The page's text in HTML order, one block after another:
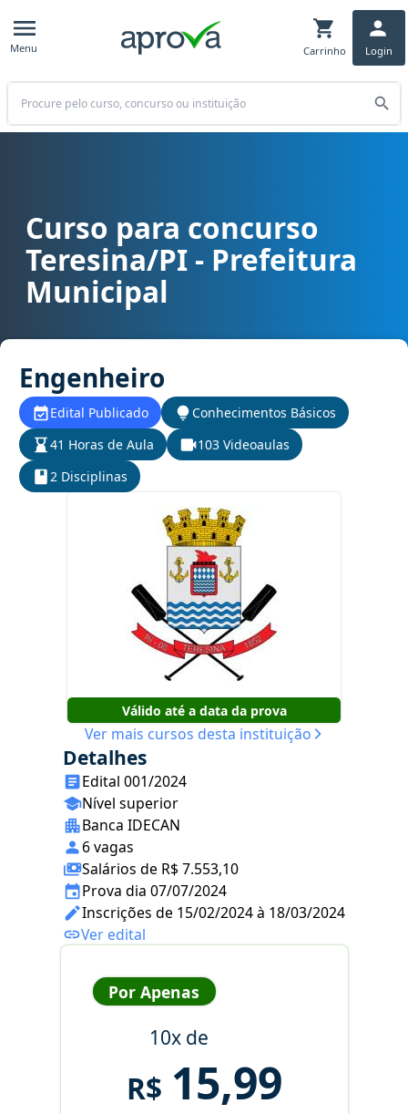
Menu Carrinho Login
Buscar
Curso para concurso Teresina/PI - Prefeitura Municipal cargo
Curso para concurso
Teresina/PI - Prefeitura
Municipal
Engenheiro
Edital Publicado
Conhecimentos Básicos
41 Horas de Aula
103 Videoaulas
2 Disciplinas
Válido até a data da prova
Ver mais cursos desta instituição
Detalhes
Edital 001/2024
Nível superior
Banca IDECAN
6 vagas
Salários de R$ 7.553,10
Prova dia 07/07/2024
Inscrições de 15/02/2024 à 18/03/2024
Ver edital
Por Apenas
10x de
R$ 15,99